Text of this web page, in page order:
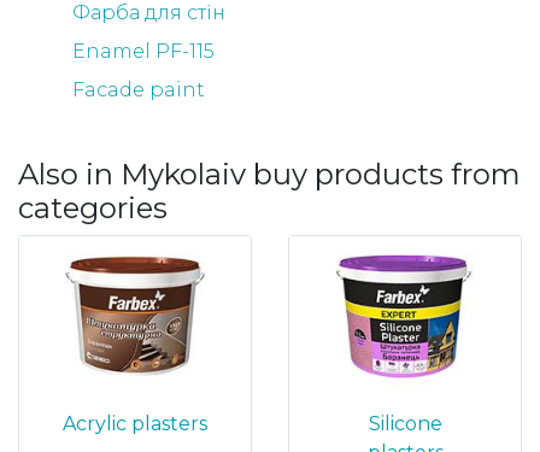
Фарба для стін
Enamel PF-115
Facade paint
Also in Mykolaiv buy products from
categories
Acrylic plasters
Silicone